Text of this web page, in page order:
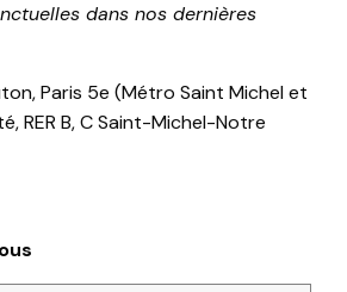
dans nos dernières
Paris 5e (Métro Saint Michel et
RER B, C Saint-Michel-Notre